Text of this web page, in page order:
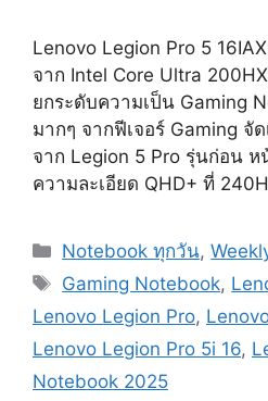
Lenovo Legion Pro 5
จาก Intel Core Ultra
ยกระดับความเป็น Gaming
มากๆ จากฟีเจอร์ Gaming จั
จาก Legion 5 Pro รุ่นก่อน ห
ความละเอียด QHD+ ที่
Categories
Notebook ทุกวัน,
Tags
Gaming Notebook,
Lenovo Legion Pro,
Lenovo Legion Pro 5i 16,
Notebook 2025